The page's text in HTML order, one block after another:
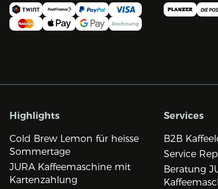
Highlights
Cold Brew Lemon für heisse
Sommertage
JURA Kaffeemaschine mit
Kartenzahlung
Services
B2B
Service
Beratung